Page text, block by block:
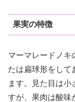
果実の特徴
マーマレードノキ
たは扁球形をして
ます。見た目は
すが、果肉は酸味